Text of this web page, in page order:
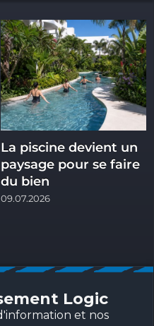
La piscine devient un
paysage pour se faire
du bien
09.07.2026